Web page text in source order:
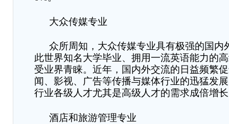
大众传媒专业
众所周知，大众传媒专业具有极强的国内
此世界知名大学毕业、拥用一流英语能力的
受业界青睐。近年，国内外交流的日益频繁
闻、影视、广告等传播与媒体行业的迅猛发
行业各级人才尤其是高级人才的需求成倍增
酒店和旅游管理专业